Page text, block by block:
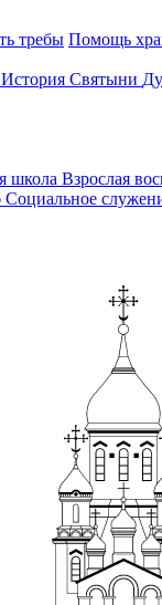
требы Помощь
История Святыни
школа Взрослая
Социальное